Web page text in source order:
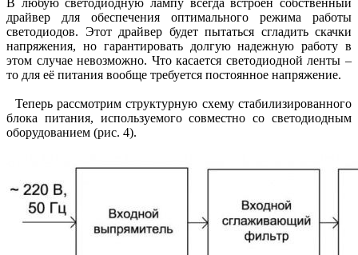
драйвер для обеспечения оптимального режима работы
светодиодов. Этот драйвер будет пытаться сгладить скачки
напряжения, но гарантировать долгую надежную работу в
этом случае невозможно. Что касается светодиодной ленты –
то для её питания вообще требуется постоянное напряжение.
Теперь рассмотрим структурную схему стабилизированного
блока питания, используемого совместно со светодиодным
оборудованием (рис. 4).